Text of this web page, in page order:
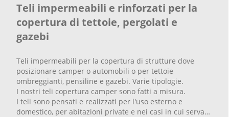
Teli impermeabili e rinforzati per la
copertura di tettoie, pergolati e
gazebi
Teli impermeabili per la copertura di strutture dove
posizionare camper o automobili o per tettoie
ombreggianti, pensiline e gazebi. Varie tipologie.
I nostri teli copertura camper sono fatti a misura.
I teli sono pensati e realizzati per l'uso esterno e
domestico, per abitazioni private e nei casi in cui serva